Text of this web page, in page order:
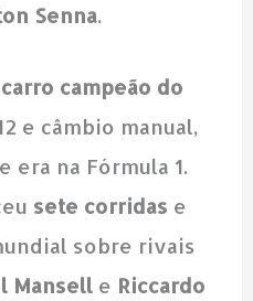
Senna.
campeão do
e câmbio manual,
era na Fórmula 1.
sete corridas e
sobre rivais
Mansell e Riccardo